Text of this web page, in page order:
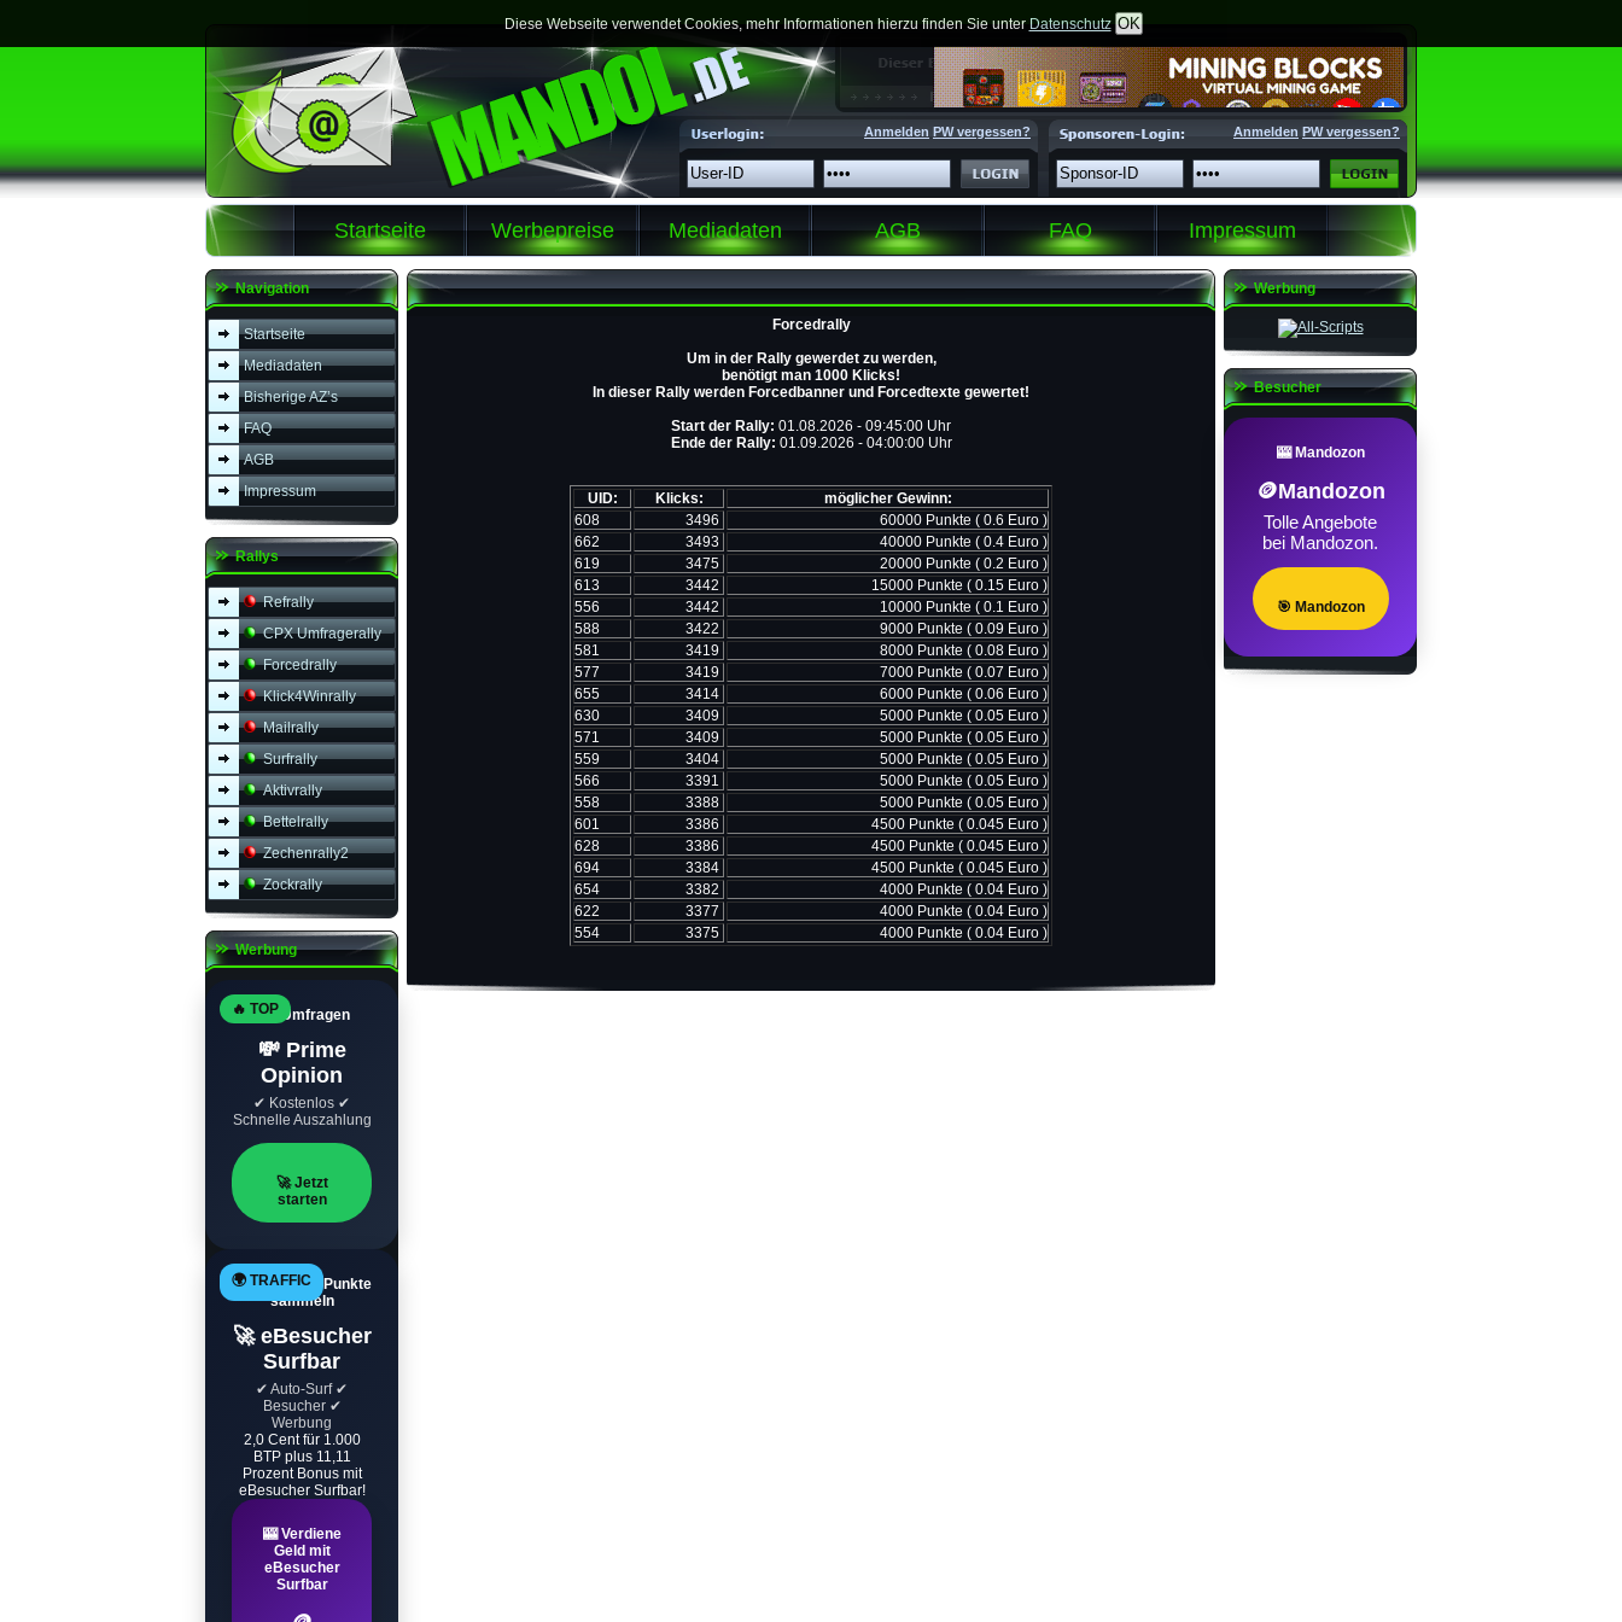
Diese Webseite verwendet Cookies, mehr Informationen hierzu finden Sie unter Datenschutz OK
Anmelden PW vergessen? Anmelden PW vergessen?
Startseite Werbepreise Mediadaten AGB FAQ Impressum
Navigation
Startseite
Mediadaten
Bisherige AZ’s
FAQ
AGB
Impressum
Rallys
Refrally
CPX Umfragerally
Forcedrally
Klick4Winrally
Mailrally
Surfrally
Aktivrally
Bettelrally
Zechenrally2
Zockrally
Werbung
🔥 TOP
Top Umfragen
💸 Prime
Opinion
✔ Kostenlos ✔
Schnelle Auszahlung
🚀 Jetzt
starten
🌍 TRAFFIC
Automatisch Punkte
sammeln
🚀 eBesucher
Surfbar
✔ Auto-Surf ✔
Besucher ✔
Werbung
2,0 Cent für 1.000
BTP plus 11,11
Prozent Bonus mit
eBesucher Surfbar!
🎰 Verdiene
Geld mit
eBesucher
Surfbar
Forcedrally
Um in der Rally gewerdet zu werden,
benötigt man 1000 Klicks!
In dieser Rally werden Forcedbanner und Forcedtexte gewertet!
Start der Rally: 01.08.2026 - 09:45:00 Uhr
Ende der Rally: 01.09.2026 - 04:00:00 Uhr
UID: Klicks:
möglicher Gewinn:
608
3496
60000 Punkte ( 0.6 Euro )
662
3493
40000 Punkte ( 0.4 Euro )
619
3475
20000 Punkte ( 0.2 Euro )
613
3442
15000 Punkte ( 0.15 Euro )
556
3442
10000 Punkte ( 0.1 Euro )
588
3422
9000 Punkte ( 0.09 Euro )
581
3419
8000 Punkte ( 0.08 Euro )
577
3419
7000 Punkte ( 0.07 Euro )
655
3414
6000 Punkte ( 0.06 Euro )
630
3409
5000 Punkte ( 0.05 Euro )
571
3409
5000 Punkte ( 0.05 Euro )
559
3404
5000 Punkte ( 0.05 Euro )
566
3391
5000 Punkte ( 0.05 Euro )
558
3388
5000 Punkte ( 0.05 Euro )
601
3386
4500 Punkte ( 0.045 Euro )
628
3386
4500 Punkte ( 0.045 Euro )
694
3384
4500 Punkte ( 0.045 Euro )
654
3382
4000 Punkte ( 0.04 Euro )
622
3377
4000 Punkte ( 0.04 Euro )
554
3375 4000 Punkte ( 0.04 Euro )
Werbung
Besucher
🎰 Mandozon
🪙Mandozon
Tolle Angebote
bei Mandozon.
🎯 Mandozon